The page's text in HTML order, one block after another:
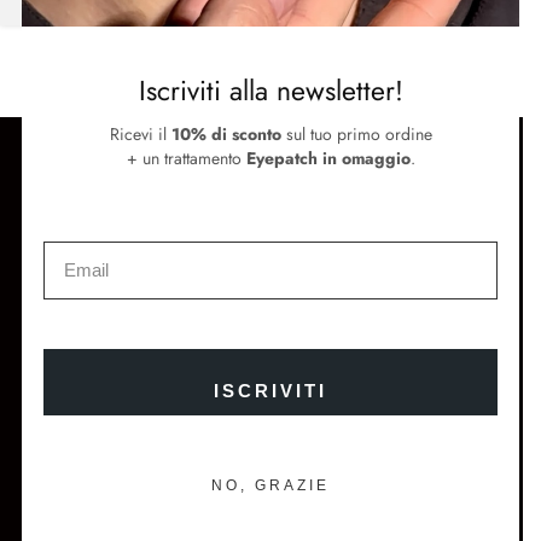
SUPPORTO
Contattaci
SEGUICI
ISCRIVITI E OTTIENI IL 10% DI SCONTO SUL TUO
Iscriviti alla newsletter!
Ricevi il 10% di scontosul tuo primo ordine
+ un trattamento Eyepatch in omaggio.
ISCRIVITI
NO, GRAZIE